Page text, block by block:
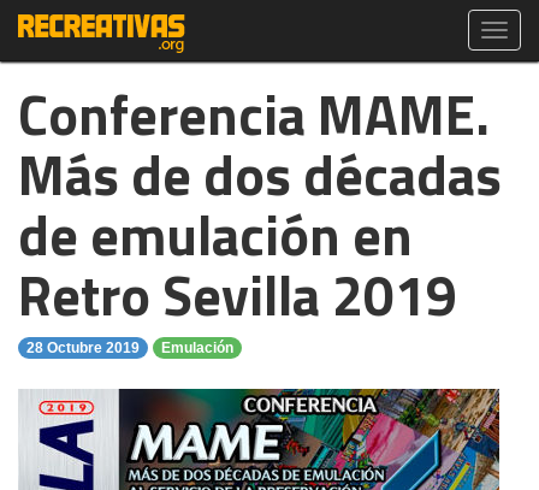
Conferencia MAME.
Más de dos décadas
de emulación en
Retro Sevilla 2019
28 Octubre 2019 Emulación